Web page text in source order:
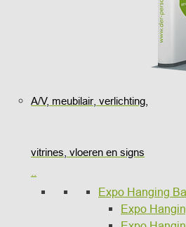
A/V, meubilair, verlichting,
vitrines, vloeren en signs
Expo Hanging
Expo